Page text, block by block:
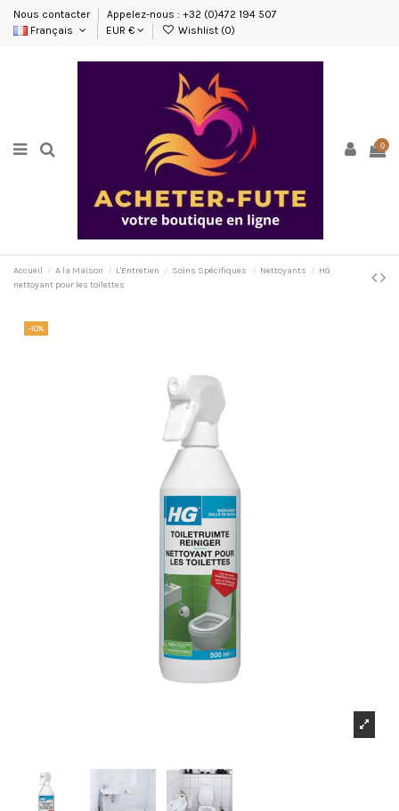
Nous contacter
Appelez-nous : +32 (0)472 194 507
Français
EUR € Wishlist (0)
0
Accueil A la Maison L'Entretien Soins Spécifiques Nettoyants
HG
nettoyant pour les toilettes
-10%